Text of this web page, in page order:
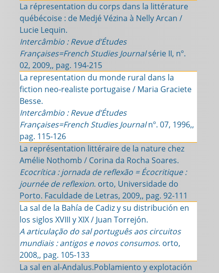
La répresentation du corps dans la littérature
québécoise : de Medjé Vézina à Nelly Arcan /
Lucie Lequin.
Intercâmbio : Revue d’Études
Françaises=French Studies Journalsérie II, nº.
02, 2009,, pag. 194-215
La representation du monde rural dans la
fiction neo-realiste portugaise / Maria Graciete
Besse.
Intercâmbio : Revue d’Études
Françaises=French Studies Journalnº. 07, 1996,,
pag. 115-126
La représentation littéraire de la nature chez
Amélie Nothomb / Corina da Rocha Soares.
Ecocrítica : jornada de reflexão = Écocritique :
journée de reflexion. orto, Universidade do
Porto. Faculdade de Letras, 2009,, pag. 92-111
La sal de la Bahía de Cadiz y su distribución en
los siglos XVIII y XIX / Juan Torrejón.
A articulação do sal português aos circuitos
mundiais : antigos e novos consumos. orto,
2008,, pag. 105-133
La sal en al-Andalus.Poblamiento y explotación